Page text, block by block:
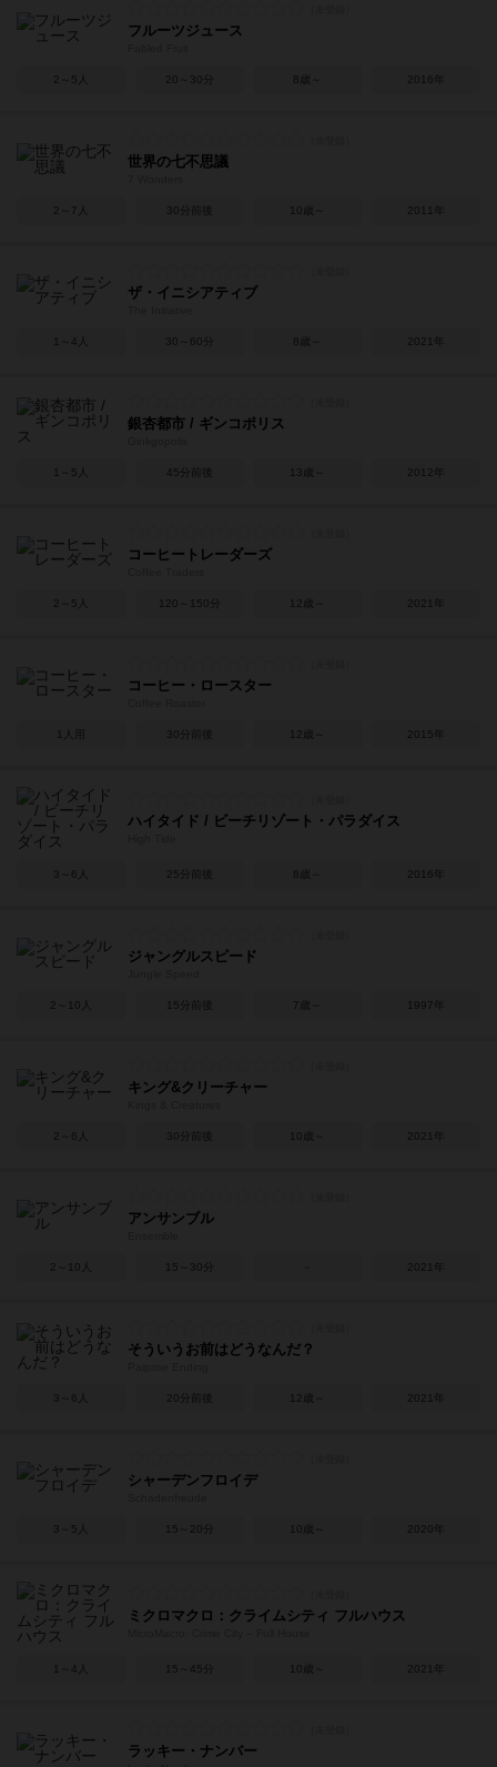
フルーツジュース
2～5人 20～30分 8歳～ 2016年
世界の七不思議
2～7人 30分前後 10歳～ 2011年
ザ・イニシアティブ
1～4人 30～60分 8歳～ 2021年
銀杏都市 / ギンコポリス
1～5人 45分前後 13歳～ 2012年
コーヒートレーダーズ
2～5人 120～150分 12歳～ 2021年
コーヒー・ロースター
1人用 30分前後 12歳～ 2015年
ハイタイド / ビーチリゾート・パラダイス
3～6人 25分前後 8歳～ 2016年
ジャングルスピード
2～10人 15分前後 7歳～ 1997年
キング&クリーチャー
2～6人 30分前後 10歳～ 2021年
アンサンブル
2～10人 15～30分 2021年
そういうお前はどうなんだ？
3～6人 20分前後 12歳～ 2021年
シャーデンフロイデ
3～5人 15～20分 10歳～ 2020年
ミクロマクロ：クライムシティ フルハウス
1～4人 15～45分 10歳～ 2021年
ラッキー・ナンバー